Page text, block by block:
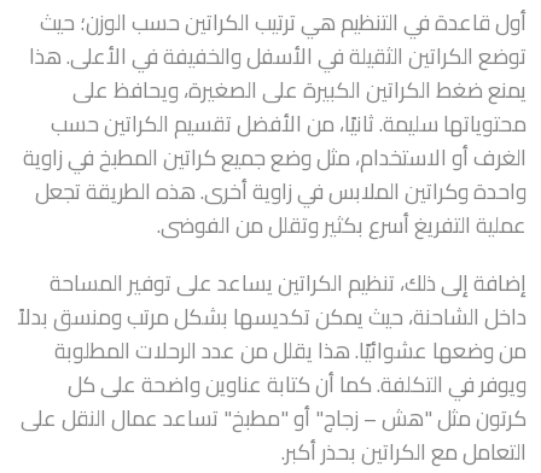
أول قاعدة في التنظيم هي ترتيب الكراتين حسب الوزن؛ حيث
توضع الكراتين الثقيلة في الأسفل والخفيفة في الأعلى. هذا
يمنع ضغط الكراتين الكبيرة على الصغيرة، ويحافظ على
محتوياتها سليمة. ثانيًا، من الأفضل تقسيم الكراتين حسب
الغرف أو الاستخدام، مثل وضع جميع كراتين المطبخ في زاوية
واحدة وكراتين الملابس في زاوية أخرى. هذه الطريقة تجعل
عملية التفريغ أسرع بكثير وتقلل من الفوضى.
إضافة إلى ذلك، تنظيم الكراتين يساعد على توفير المساحة
داخل الشاحنة، حيث يمكن تكديسها بشكل مرتب ومنسق بدلاً
من وضعها عشوائيًا. هذا يقلل من عدد الرحلات المطلوبة
ويوفر في التكلفة. كما أن كتابة عناوين واضحة على كل
كرتون مثل "هش – زجاج" أو "مطبخ" تساعد عمال النقل على
التعامل مع الكراتين بحذر أكبر.